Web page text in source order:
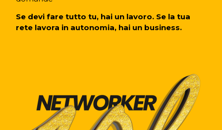
Se devi fare tutto tu, hai un lavoro. Se la tua
rete lavora in autonomia, hai un business.